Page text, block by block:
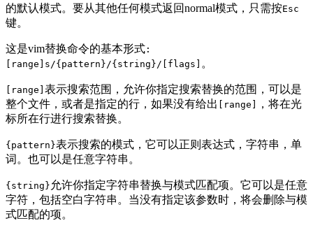
的默认模式。要从其他任何模式返回normal模式，只需按Esc
键。
这是vim替换命令的基本形式 :
[range]s/{pattern}/{string}/[flags] 。
[range] 表示搜索范围，允许你指定搜索替换的范围，可以是
整个文件，或者是指定的行，如果没有给出 [range]
，将在光
标所在行进行搜索替换。
{pattern}表示搜索的模式，它可以正则表达式，字符串，单
词。也可以是任意字符串。
{string} 允许你指定字符串替换与模式匹配项。它可以是任意
字符，包括空白字符串。当没有指定该参数时，将会删除与模
式匹配的项。